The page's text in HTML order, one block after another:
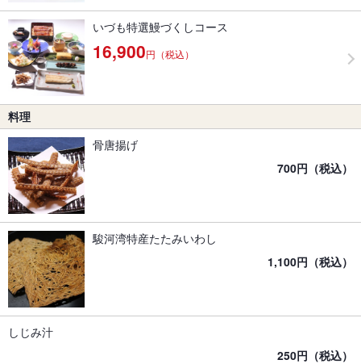
いづも特選鰻づくしコース
16,900円（税込）
料理
骨唐揚げ
700円（税込）
駿河湾特産たたみいわし
1,100円（税込）
しじみ汁
250円（税込）